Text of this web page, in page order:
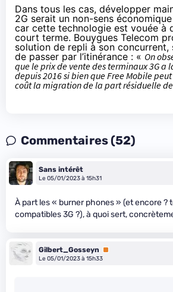
Dans tous les cas, développer
2G serait un non-sens
car cette technologie est vouée à
court terme. Bouygues Telecom
solution de repli à son concurrent,
de passer par l’itinérance : « On
que le prix de vente des terminaux 3G a
depuis 2016 si bien que Free Mobile
coût la migration de la part résiduelle de
Commentaires (52)
Sans intérêt
Le 05/01/2023 à 15h31
À part les « burner phones » (et encore ?
compatibles 3G ?), à quoi sert,
Gilbert_Gosseyn
Premium
Le 05/01/2023 à 15h33